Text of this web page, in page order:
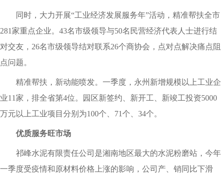
同时，大力开展“工业经济发展服务年”活动，精准帮扶全市
281家重点企业。43名市级领导与50名民营经济代表人士进行结
对交友，26名市级领导结对联系26个商协会，点对点解决痛点阻
点问题。
精准帮扶，新动能喷发。一季度，永州新增规模以上工业企
业11家，排全省第4位。园区新签约、新开工、新竣工投资5000
万元以上工业项目分别为100个、71个、34个。
优质服务旺市场
祁峰水泥有限责任公司是湘南地区最大的水泥粉磨站，今年
一季度受疫情和原材料价格上涨的影响，公司产、销同比下滑